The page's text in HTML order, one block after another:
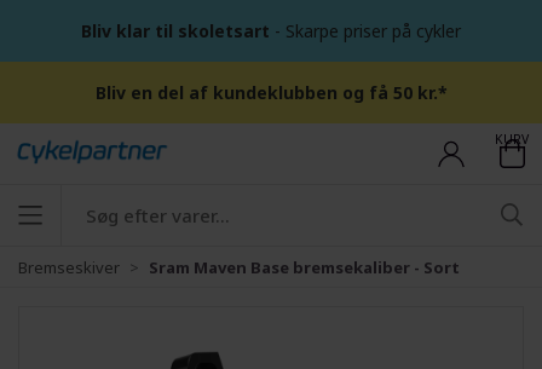
Bliv klar til skoletsart - Skarpe priser på cykler
Bliv en del af kundeklubben og få 50 kr.*
KURV
Bremseskiver Sram Maven Base bremsekaliber - Sort